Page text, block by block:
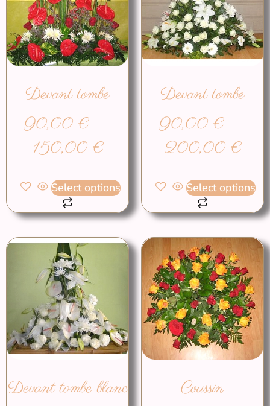
Devant tombe
90,00 € –
150,00 €
Select options
Devant tombe
90,00 € –
200,00 €
Select options
Devant tombe blanc
Coussin